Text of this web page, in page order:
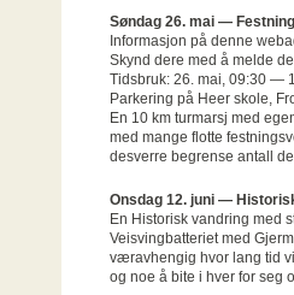
Søndag 26. mai —
Informasjon på denne
Skynd dere med å melde
Tidsbruk: 26. mai, 09:30 —
Parkering på Heer skole,
En 10 km turmarsj med
med mange flotte
desverre begrense antall
Onsdag 12. juni —
En Historisk vandring med
Veisvingbatteriet med
væravhengig hvor lang tid
og noe å bite i hver for seg